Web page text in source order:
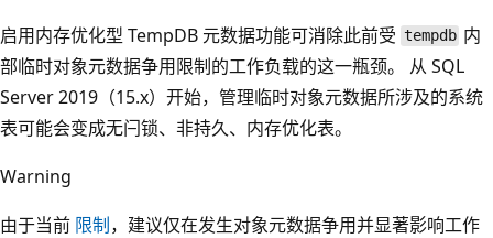
启用内存优化型 TempDB 元数据功能可消除此前受 tempdb 内
部临时对象元数据争用限制的工作负载的这一瓶颈。 从 SQL
Server 2019（15.x）开始，管理临时对象元数据所涉及的系统
表可能会变成无闩锁、非持久、内存优化表。
Warning
由于当前 限制，建议仅在发生对象元数据争用并显著影响工作